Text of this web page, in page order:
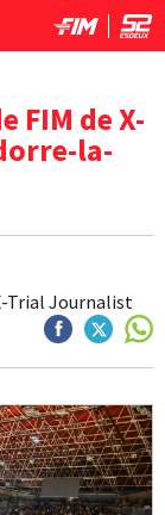
FIM de X-
la-
Trial Journalist